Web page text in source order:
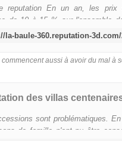
reputation En un an, les prix
de 10 à 15 % sur l'ensemble
Les secteurs et les biens
aussi à avoir du mal à
sont problématiques.
de famille n'ont pu être